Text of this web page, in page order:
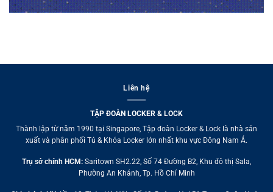
Liên hệ
TẬP ĐOÀN LOCKER & LOCK
Thành lập từ năm 1990 tại Singapore, Tập đoàn Locker & Lock là nhà sản
xuất và phân phối Tủ & Khóa Locker lớn nhất khu vực Đông Nam Á.
Trụ sở chính HCM: Saritown SH2.22, Số 74 Đường B2, Khu đô thị Sala,
Phường An Khánh, Tp. Hồ Chí Minh